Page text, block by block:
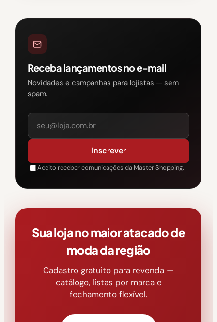
Receba lançamentos no e-mail
Novidades e campanhas para lojistas — sem
spam.
Inscrever
Aceito receber comunicações da Master Shopping.
Sua loja no maior atacado de
moda da região
Cadastro gratuito para revenda —
catálogo, listas por marca e
fechamento flexível.